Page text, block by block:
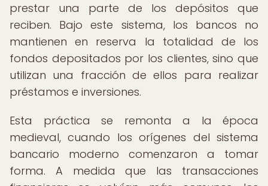
prestar una parte de los depósitos que
reciben. Bajo este sistema, los bancos no
mantienen en reserva la totalidad de los
fondos depositados por los clientes, sino que
utilizan una fracción de ellos para realizar
préstamos e inversiones.
Esta práctica se remonta a la época
medieval, cuando los orígenes del sistema
bancario moderno comenzaron a tomar
forma. A medida que las transacciones